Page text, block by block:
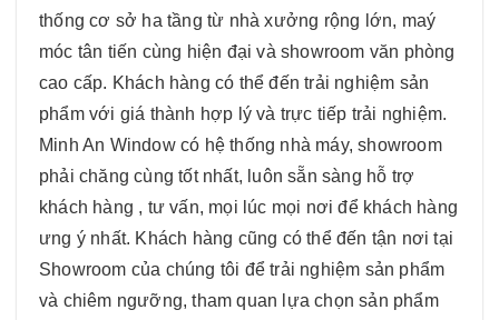
thống cơ sở ha tầng từ nhà xưởng rộng lớn, maý
móc tân tiến cùng hiện đại và showroom văn phòng
cao cấp. Khách hàng có thể đến trải nghiệm sản
phẩm với giá thành hợp lý và trực tiếp trải nghiệm.
Minh An Window có hệ thống nhà máy, showroom
phải chăng cùng tốt nhất, luôn sẵn sàng hỗ trợ
khách hàng , tư vấn, mọi lúc mọi nơi để khách hàng
ưng ý nhất. Khách hàng cũng có thể đến tận nơi tại
Showroom của chúng tôi để trải nghiệm sản phẩm
và chiêm ngưỡng, tham quan lựa chọn sản phẩm